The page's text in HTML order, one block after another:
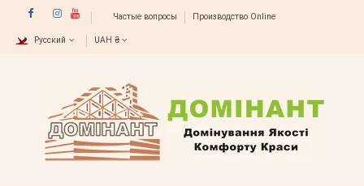
Частые вопросы Производство Online
Русский UAH ₴